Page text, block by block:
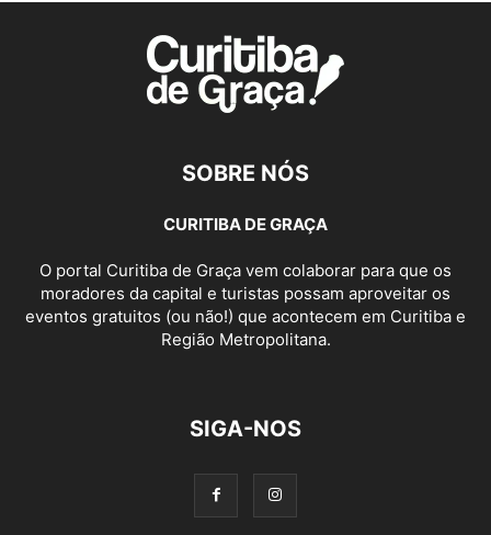
SOBRE NÓS
CURITIBA DE GRAÇA
O portal Curitiba de Graça vem colaborar para que os
moradores da capital e turistas possam aproveitar os
eventos gratuitos (ou não!) que acontecem em Curitiba e
Região Metropolitana.
SIGA-NOS